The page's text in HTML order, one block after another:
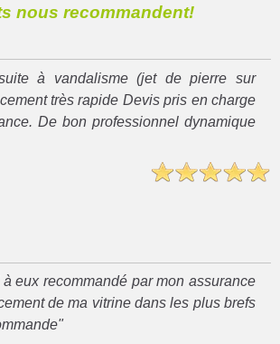
nous recommandent!
à vandalisme (jet de pierre sur
très rapide Devis pris en charge
De bon professionnel dynamique
eux recommandé par mon assurance
de ma vitrine dans les plus brefs